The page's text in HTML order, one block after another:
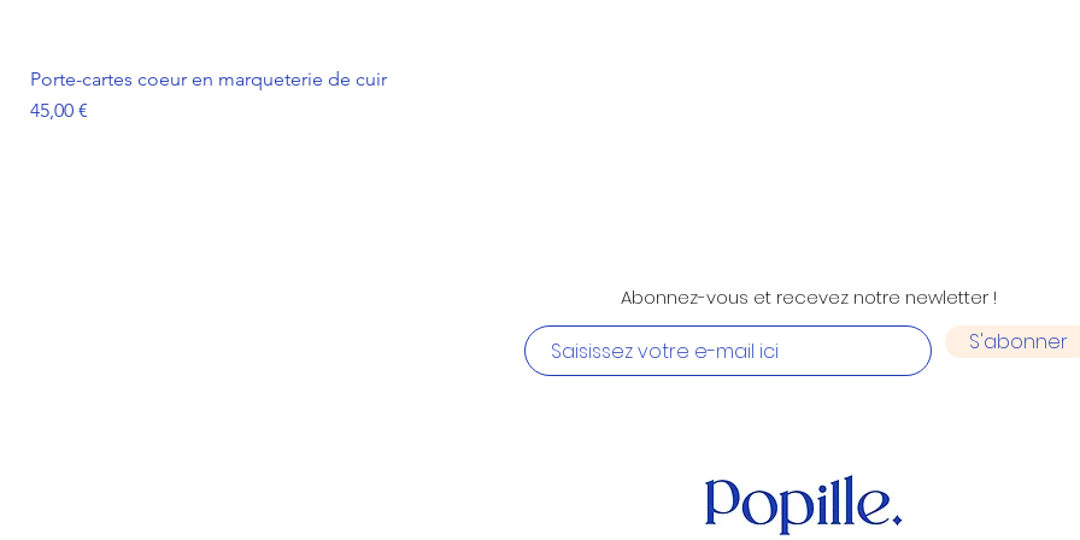
Porte-cartes coeur en marqueterie de cuir
Prix
45,00 €
Abonnez-vous et recevez notre newletter !
S'abonner